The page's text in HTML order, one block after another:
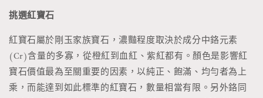
挑選紅寶石
紅寶石屬於剛玉家族寶石，濃豔程度取決於成分中鉻元素
(Cr)含量的多寡，從橙紅到血紅、紫紅都有。顏色是影響紅
寶石價值最為至關重要的因素，以純正、飽滿、均勻者為上
乘，而能達到如此標準的紅寶石，數量相當有限。另外鉻同